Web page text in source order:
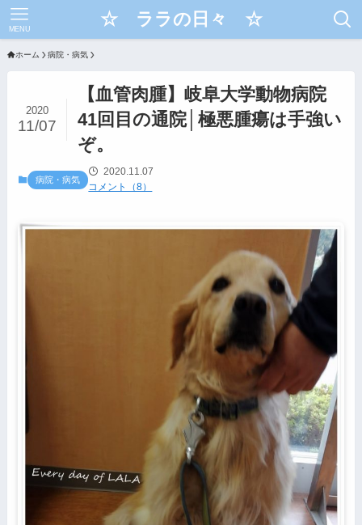
☆ ララの日々 ☆
MENU
ホーム 病院・病気
【血管肉腫】岐阜大学動物病院
41回目の通院│極悪腫瘍は手強い
ぞ。
2020
11/07
病院・病気
2020.11.07
コメント（8）